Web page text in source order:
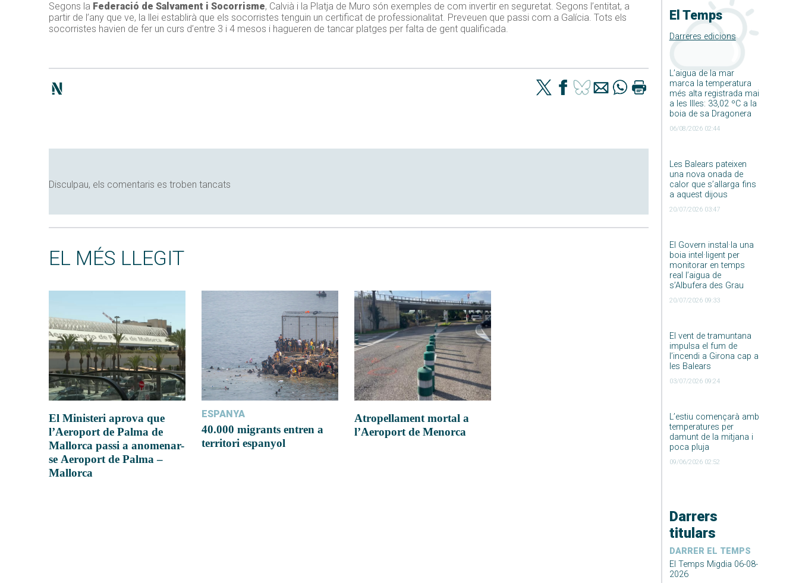
El Temps
Darreres edicions
L’aigua de la mar
marca la temperatura
més alta registrada mai
a les Illes: 33,02 ºC a la
boia de sa Dragonera
06/08/2026 02:44
Les Balears pateixen
una nova onada de
calor que s’allarga fins
a aquest dijous
20/07/2026 03:47
El Govern instal·la una
boia intel·ligent per
monitorar en temps
real l’aigua de
s’Albufera des Grau
20/07/2026 09:33
El vent de tramuntana
impulsa el fum de
l’incendi a Girona cap a
les Balears
03/07/2026 09:24
L’estiu començarà amb
temperatures per
damunt de la mitjana i
poca pluja
09/06/2026 02:52
Darrers
titulars
DARRER EL TEMPS
El Temps Migdia 06-08-
2026
Segons la Federació de Salvament i Socorrisme, Calvià i la Platja de Muro són exemples de com invertir en seguretat. Segons l’entitat, a
partir de l’any que ve, la llei establirà que els socorristes tenguin un certificat de professionalitat. Preveuen que passi com a Galícia. Tots els
socorristes havien de fer un curs d’entre 3 i 4 mesos i hagueren de tancar platges per falta de gent qualificada.
Disculpau, els comentaris es troben tancats
EL MÉS LLEGIT
El Ministeri aprova que
l’Aeroport de Palma de
Mallorca passi a anomenar-
se Aeroport de Palma –
Mallorca
ESPANYA
40.000 migrants entren a
territori espanyol
Atropellament mortal a
l’Aeroport de Menorca